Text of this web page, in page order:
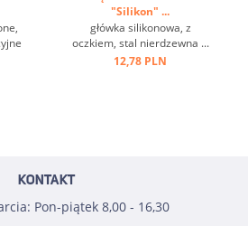
"Silikon" ...
główka silikonowa, z
oczkiem, stal nierdzewna ...
12,78 PLN
KONTAKT
Pon-piątek 8,00 - 16,30